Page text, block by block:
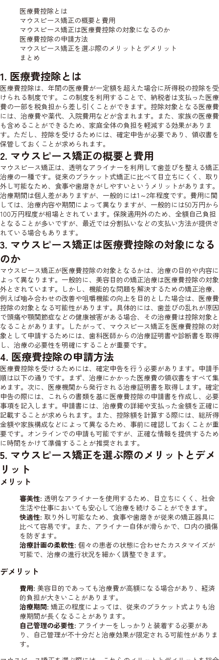
医療費控除とは
マウスピース矯正の概要と費用
マウスピース矯正は医療費控除の対象になるのか
医療費控除の申請方法
マウスピース矯正を選ぶ際のメリットとデメリット
まとめ
1. 医療費控除とは
医療費控除は、年間の医療費が一定額を超えた場合に所得税の控除を受
けられる制度です。この制度を利用することで、納税者は支払った医療
費の一部を税負担から差し引くことができます。控除対象となる医療費
には、治療費や薬代、入院費用などが含まれます。また、家族の医療費
も含めることができるため、家庭全体の負担を軽減する効果がありま
す。ただし、控除を受けるためには、確定申告が必要であり、領収書を
保管しておくことが求められます。
2. マウスピース矯正の概要と費用
マウスピース矯正は、透明なアライナーを利用して歯並びを整える矯正
治療の一種です。従来のブラケット式矯正に比べて目立ちにくく、取り
外し可能なため、食事や歯磨きがしやすいというメリットがあります。
治療期間は個人差がありますが、一般的には1～2年程度です。費用に関
しては、治療内容や期間によって異なりますが、一般的には50万円から
100万円程度が相場とされています。保険適用外のため、全額自己負担
となることが多いですが、最近では分割払いなどの支払い方法が提供さ
れている場合もあります。
3. マウスピース矯正は医療費控除の対象になる
のか
マウスピース矯正が医療費控除の対象となるかは、治療の目的や内容に
よって異なります。一般的に、美容目的の矯正治療は医療費控除の対象
外とされています。しかし、機能的な問題を解決するための矯正治療、
例えば噛み合わせの改善や咀嚼機能の向上を目的とした場合は、医療費
控除の対象となる可能性があります。具体的には、歯並びの乱れが原因
で頭痛や顎関節症などの健康被害がある場合、その治療費は控除対象と
なることがあります。したがって、マウスピース矯正を医療費控除の対
象として申請するためには、歯科医師からの治療証明書や診断書を取得
し、治療の必要性を明確にすることが重要です。
4. 医療費控除の申請方法
医療費控除を受けるためには、確定申告を行う必要があります。申請手
順は以下の通りです。まず、治療にかかった医療費の領収書をすべて集
めます。次に、医療機関から発行される治療証明書を取得します。確定
申告の際には、これらの書類を基に医療費控除の申請書を作成し、必要
事項を記入します。申請書には、治療費の詳細や支払った金額を正確に
記載することが求められます。また、控除額を計算する際には、総所得
金額や家族構成などによって異なるため、事前に確認しておくことが重
要です。オンラインでの申請も可能ですが、正確な情報を提供するため
に時間をかけて準備することが推奨されます。
5. マウスピース矯正を選ぶ際のメリットとデメ
リット
メリット
審美性: 透明なアライナーを使用するため、目立ちにくく、社会
生活や仕事においても安心して治療を続けることができます。
快適性: 取り外し可能なため、食事や歯磨きが従来の矯正器具に
比べて容易です。また、アライナー自体が滑らかで、口内の損傷
を防ぎます。
治療計画の柔軟性: 個々の患者の状態に合わせたカスタマイズが
可能で、治療の進行状況を細かく調整できます。
デメリット
費用: 美容目的であっても治療費が高額になる場合があり、経済
的負担が大きいことがあります。
治療期間: 矯正の程度によっては、従来のブラケット式よりも治
療期間が長くなることがあります。
自己管理の必要性: アライナーをしっかりと装着する必要があ
り、自己管理が不十分だと治療効果が限定される可能性がありま
す。